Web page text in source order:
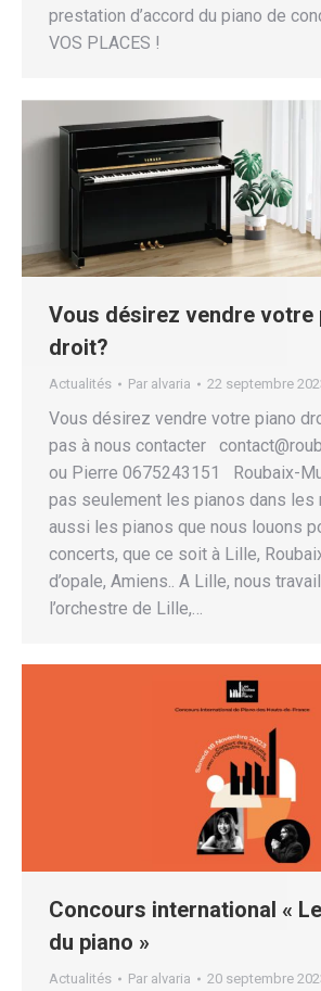
prestation d’accord du piano de
VOS PLACES !
Vous désirez vendre votre
droit?
Actualités Par alvaria 22 septembre
Vous désirez vendre votre piano
pas à nous contacter
ou Pierre 0675243151 Roubaix-
pas seulement les pianos dans les
aussi les pianos que nous louons
concerts, que ce soit à Lille,
d’opale, Amiens.. A Lille, nous
l’orchestre de Lille,…
Concours international «
du piano »
Actualités Par alvaria 20 septembre